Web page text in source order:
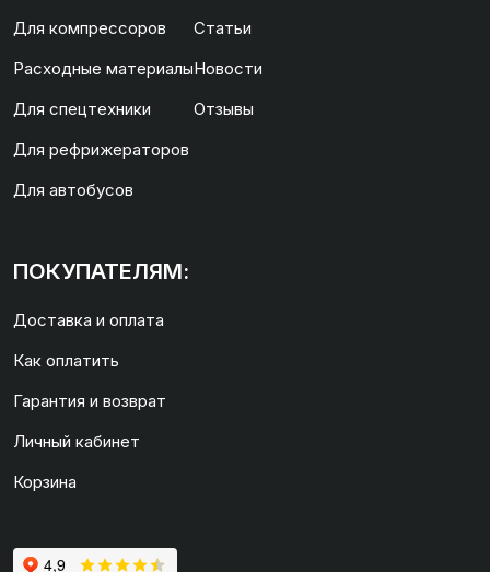
Для компрессоров
Расходные материалы
Для спецтехники
Для рефрижераторов
Для автобусов
Статьи
Новости
Отзывы
ПОКУПАТЕЛЯМ:
Доставка и оплата
Как оплатить
Гарантия и возврат
Личный кабинет
Корзина